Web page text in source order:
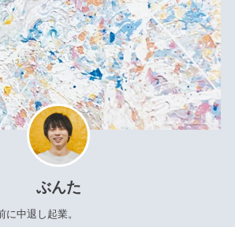
ぶんた
に中退し起業。